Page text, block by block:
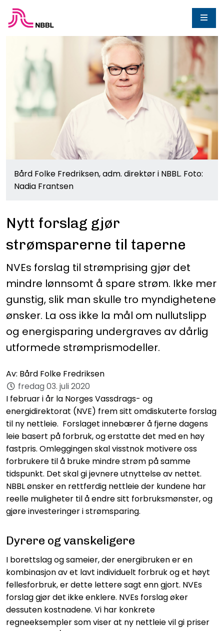
Bård Folke Fredriksen, adm. direktør i NBBL. Foto:
Nadia Frantsen
Nytt forslag gjør
strømsparerne til taperne
NVEs forslag til strømprising gjør det
mindre lønnsomt å spare strøm. Ikke mer
gunstig, slik man skulle tro myndighetene
ønsker. La oss ikke la mål om nullutslipp
og energisparing undergraves av dårlig
utformede strømprismodeller.
Av: Bård Folke Fredriksen
fredag 03. juli 2020
I februar i år la Norges Vassdrags- og
energidirektorat (NVE) frem sitt omdiskuterte forslag
til ny nettleie. Forslaget innebærer å fjerne dagens
leie basert på forbruk, og erstatte det med en høy
fastpris. Omleggingen skal visstnok motivere oss
forbrukere til å bruke mindre strøm på samme
tidspunkt. Det skal gi jevnere utnyttelse av nettet.
NBBL ønsker en rettferdig nettleie der kundene har
reelle muligheter til å endre sitt forbruksmønster, og
gjøre investeringer i strømsparing.
Dyrere og vanskeligere
I borettslag og sameier, der energibruken er en
kombinasjon av et lavt individuelt forbruk og et høyt
fellesforbruk, er dette lettere sagt enn gjort. NVEs
forslag gjør det ikke enklere. NVEs forslag øker
dessuten kostnadene. Vi har konkrete
regneeksempler som viser at ny nettleie vil gi priser